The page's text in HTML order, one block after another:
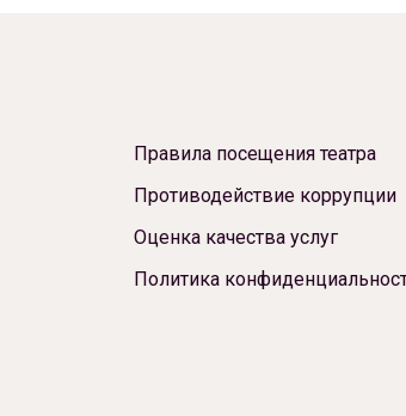
Правила посещения театра
Противодействие коррупции
Оценка качества услуг
Политика